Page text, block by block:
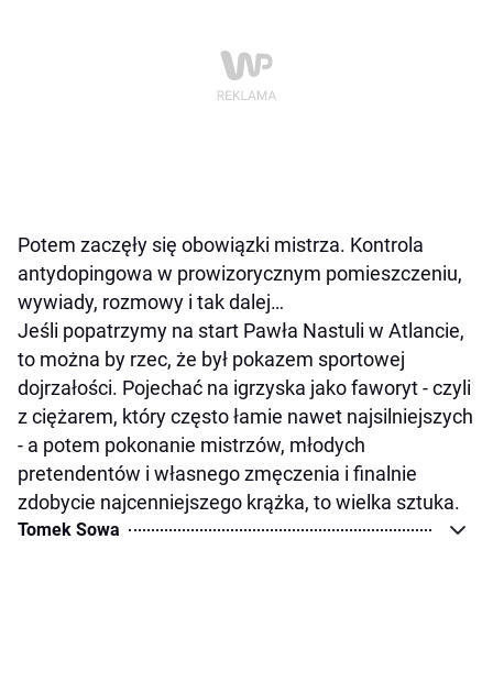
Potem zaczęły się obowiązki mistrza. Kontrola
antydopingowa w prowizorycznym pomieszczeniu,
wywiady, rozmowy i tak dalej…
Jeśli popatrzymy na start Pawła Nastuli w Atlancie,
to można by rzec, że był pokazem sportowej
dojrzałości. Pojechać na igrzyska jako faworyt - czyli
z ciężarem, który często łamie nawet najsilniejszych
- a potem pokonanie mistrzów, młodych
pretendentów i własnego zmęczenia i finalnie
zdobycie najcenniejszego krążka, to wielka sztuka.
Tomek Sowa